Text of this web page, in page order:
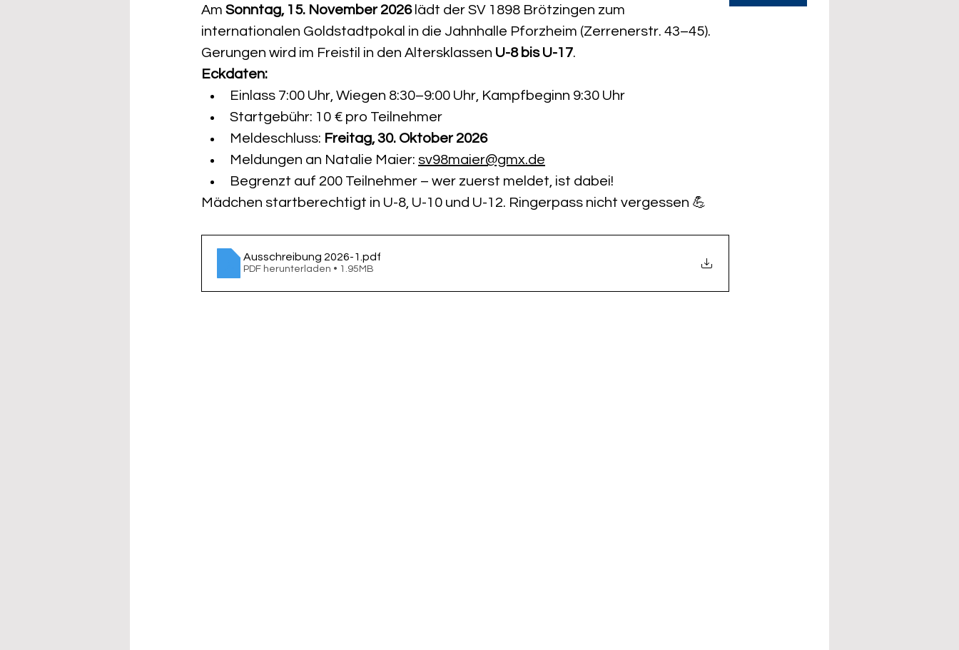
Am Sonntag, 15. November 2026 lädt der SV 1898 Brötzingen zum
internationalen Goldstadtpokal in die Jahnhalle Pforzheim (Zerrenerstr. 43–45).
Gerungen wird im Freistil in den Altersklassen U-8 bis U-17.
Eckdaten:
Einlass 7:00 Uhr, Wiegen 8:30–9:00 Uhr, Kampfbeginn 9:30 Uhr
Startgebühr: 10 € pro Teilnehmer
Meldeschluss: Freitag, 30. Oktober 2026
Meldungen an Natalie Maier: sv98maier@gmx.de
Begrenzt auf 200 Teilnehmer – wer zuerst meldet, ist dabei!
Mädchen startberechtigt in U-8, U-10 und U-12. Ringerpass nicht vergessen 💪
Ausschreibung 2026-1 .pdf
PDF herunterladen • 1.95MB